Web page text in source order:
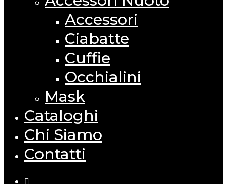
Accessori
Ciabatte
Cuffie
Occhialini
Mask
Cataloghi
Chi Siamo
Contatti
facebook